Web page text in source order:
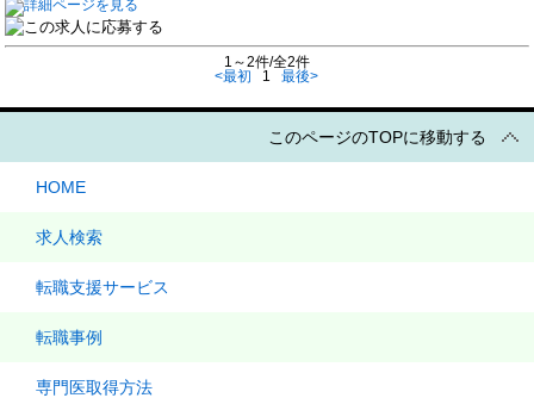
1～2件/全2件
<最初
1 最後>
このページのTOPに移動する
HOME
求人検索
転職支援サービス
転職事例
専門医取得方法